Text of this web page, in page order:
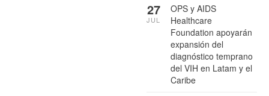
OPS y AIDS
Healthcare
Foundation apoyarán
expansión del
diagnóstico temprano
del VIH en Latam y el
Caribe
27
JUL